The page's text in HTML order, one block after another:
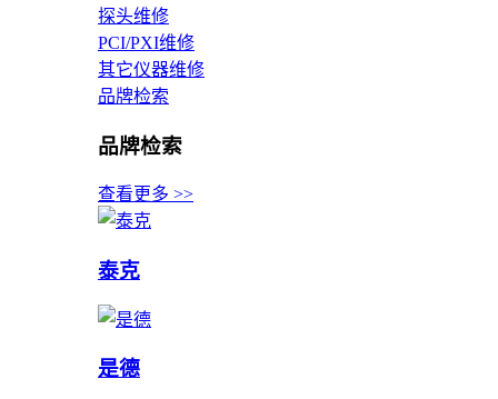
探头维修
PCI/PXI维修
其它仪器维修
品牌检索
品牌检索
查看更多 >>
泰克
是德